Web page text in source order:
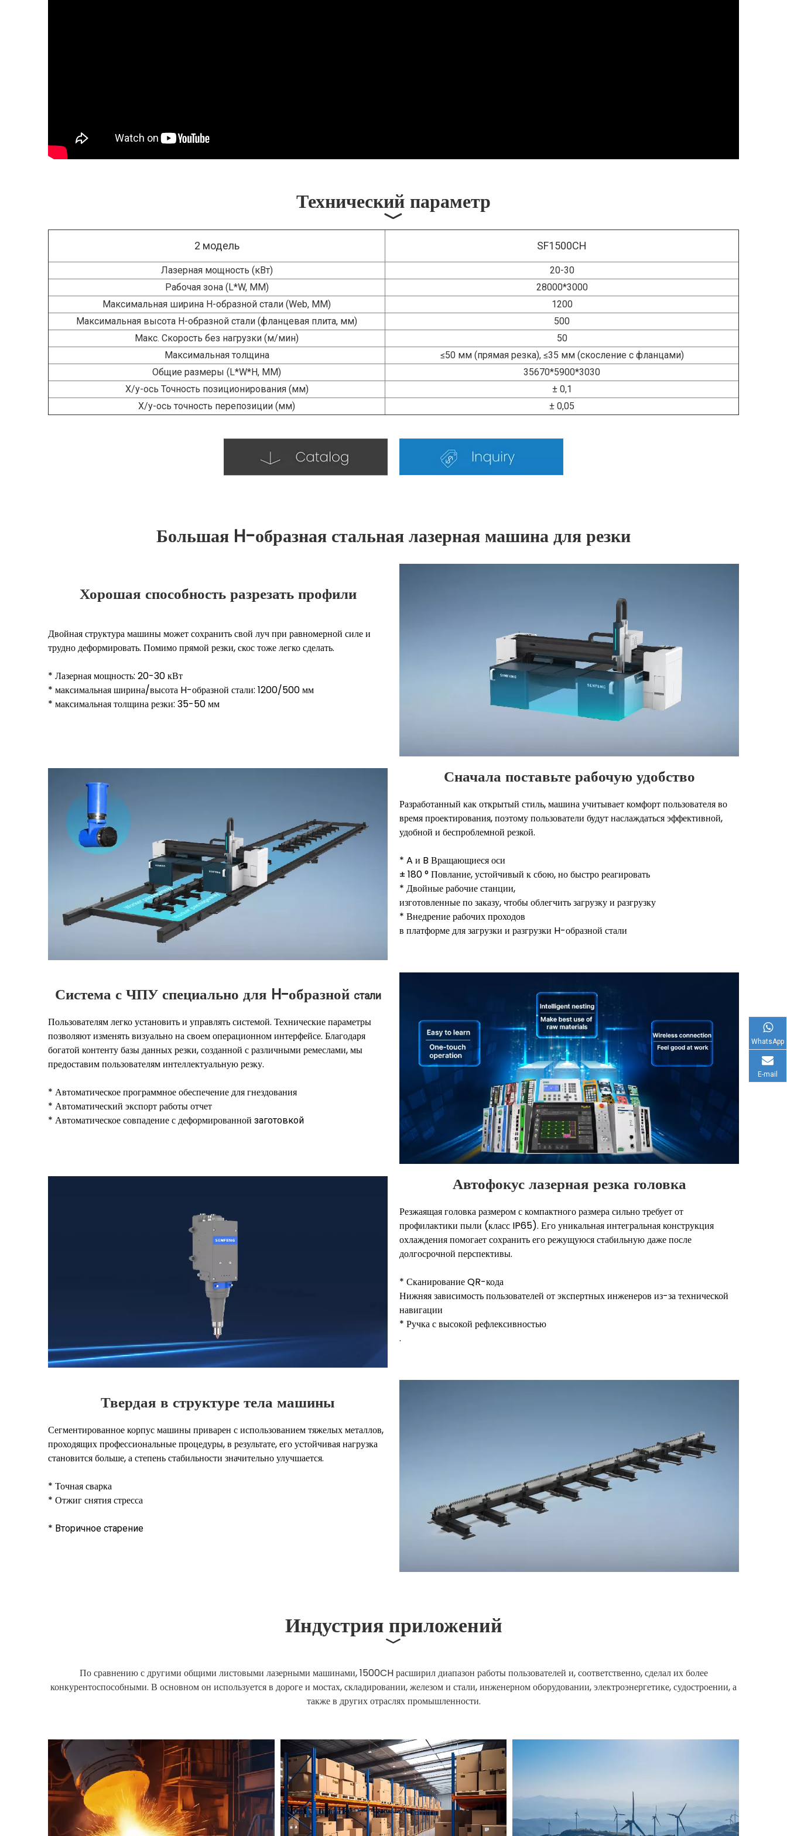
Технический параметр
﹀
2 модель SF1500CH
Лазерная мощность (кВт)
20-30
Рабочая зона (L*W, MM)
28000*3000
Максимальная ширина H-образной стали (Web, MM)
1200
Максимальная высота H-образной стали (фланцевая плита, мм)
500
Макс. Скорость без нагрузки (м/мин)
50
Максимальная толщина
≤50 мм (прямая резка), ≤35 мм (скосление с фланцами)
Общие размеры (L*W*H, MM)
35670*5900*3030
X/y-ось Точность позиционирования (мм)
± 0,1
X/y-ось точность перепозиции (мм)
± 0,05
Большая H-образная стальная лазерная машина для резки
Хорошая способность разрезать профили
Двойная структура машины может сохранить свой луч при равномерной силе и
трудно деформировать. Помимо прямой резки, скос тоже легко сделать.
* Лазерная мощность: 20-30 кВт
* максимальная ширина/высота H-образной стали: 1200/500 мм
* максимальная толщина резки: 35-50 мм
Сначала поставьте рабочую удобство
Разработанный как открытый стиль, машина учитывает комфорт пользователя во
время проектирования, поэтому пользователи будут наслаждаться эффективной,
удобной и беспроблемной резкой.
* A и B Вращающиеся оси
± 180 ° Повлание, устойчивый к сбою, но быстро реагировать
* Двойные рабочие станции,
изготовленные по заказу, чтобы облегчить загрузку и разгрузку
* Внедрение рабочих проходов
в платформе для загрузки и разгрузки H-образной стали
Система с ЧПУ специально для H-образной стали
Пользователям легко установить и управлять системой. Технические параметры
позволяют изменять визуально на своем операционном интерфейсе. Благодаря
богатой контенту базы данных резки, созданной с различными ремеслами, мы
предоставим пользователям интеллектуальную резку.
* Автоматическое программное обеспечение для гнездования
* Автоматический экспорт работы отчет
* Автоматическое совпадение с деформированной заготовкой
Автофокус лазерная резка головка
Резжаящая головка размером с компактного размера сильно требует от
профилактики пыли (класс IP65). Его уникальная интегральная конструкция
охлаждения помогает сохранить его режущуюся стабильную даже после
долгосрочной перспективы.
* Сканирование QR-кода
Нижняя зависимость пользователей от экспертных инженеров из-за технической
навигации
* Ручка с высокой рефлексивностью
.
Твердая в структуре тела машины
Сегментированное корпус машины приварен с использованием тяжелых металлов,
проходящих профессиональные процедуры, в результате, его устойчивая нагрузка
становится больше, а степень стабильности значительно улучшается.
* Точная сварка
* Отжиг снятия стресса
* Вторичное старение
Индустрия приложений
﹀
По сравнению с другими общими листовыми лазерными машинами, 1500CH расширил диапазон работы пользователей и, соответственно, сделал их более
конкурентоспособными. В основном он используется в дороге и мостах, складировании, железом и стали, инженерном оборудовании, электроэнергетике, судостроении, а
также в других отраслях промышленности.
WhatsApp
E-mail